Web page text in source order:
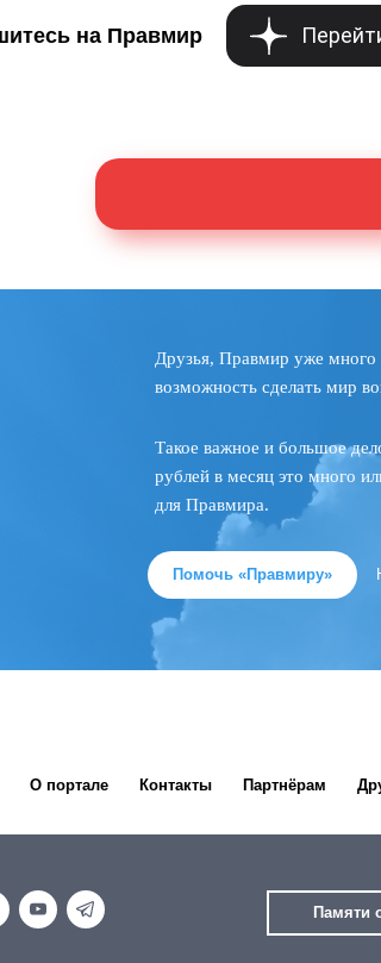
на Правмир
Друзья, Правмир уже
возможность сделать мир
Такое важное и большое
рублей в месяц это много
для Правмира.
Помочь «Правмиру»
О портале Контакты Партнёрам
Памяти